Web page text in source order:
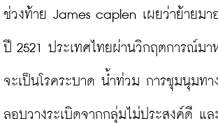
ช่วงท้าย James caplen เผยว่าย้ายมา
ปี 2521 ประเทศไทยผ่านวิกฤตการณ์มา
จะเป็นโรคระบาด น้ำท่วม การชุมนุมทา
ลอบวางระเบิดจากกลุ่มไม่ประสงค์ดี แ